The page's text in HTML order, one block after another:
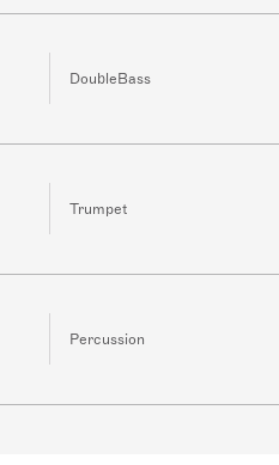
DoubleBass
Trumpet
Percussion